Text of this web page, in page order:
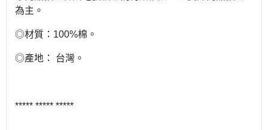
為主。
◎材質：100%棉。
◎產地： 台灣。
***** ***** *****